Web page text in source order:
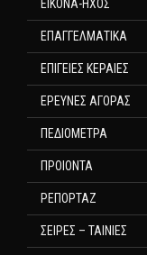
ΕΙΚΟΝΑ-ΗΧΟΣ
ΕΠΑΓΓΕΛΜΑΤΙΚΑ
ΕΠΙΓΕΙΕΣ ΚΕΡΑΙΕΣ
ΕΡΕΥΝΕΣ ΑΓΟΡΑΣ
ΠΕΔΙΟΜΕΤΡΑ
ΠΡΟΙΟΝΤΑ
ΡΕΠΟΡΤΑΖ
ΣΕΙΡΕΣ – ΤΑΙΝΙΕΣ